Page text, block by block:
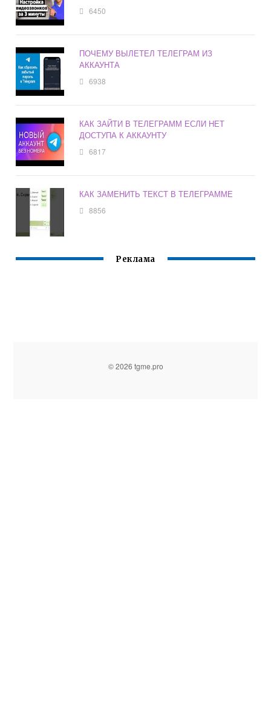
6450
ПОЧЕМУ ВЫЛЕТЕЛ ТЕЛЕГРАМ ИЗ
АККАУНТА
6938
КАК ЗАЙТИ В ТЕЛЕГРАММ ЕСЛИ НЕТ
ДОСТУПА К АККАУНТУ
6817
КАК ЗАМЕНИТЬ ТЕКСТ В ТЕЛЕГРАММЕ
8856
Реклама
© 2026 tgme.pro